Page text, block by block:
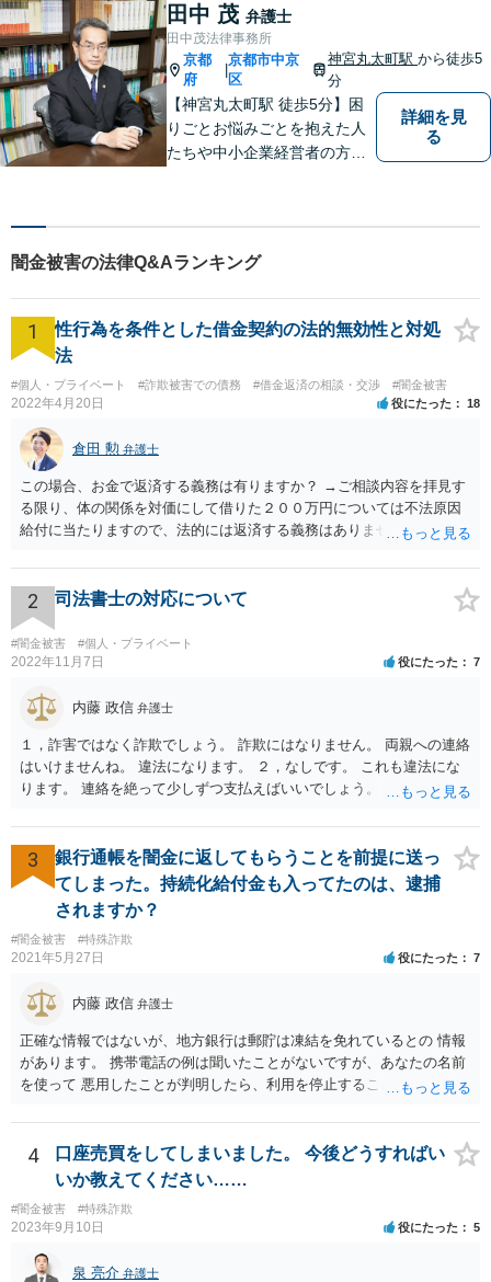
応可能。【法テラス利用可】
ご相談者様に寄り添って対
応。お悩みの方はお気軽にご
相談ください。
田中 茂 弁護士
田中茂法律事務所
京都
府
|
京都市中京
区
神宮丸太町駅から徒歩5
分
【神宮丸太町駅 徒歩5分】困
りごとお悩みごとを抱えた人
たちや中小企業経営者の方々
の解決にあたります。どんな
向きな気持ちをもって、ご依
頼者様とともにより良い解決
を目指します。
詳細を見
る
闇金被害の法律Q&Aランキング
1
性行為を条件とした借金契約の法的無効性と対処
法
#個人・プライベート #詐欺被害での債務 #借金返済の相談・交渉 #闇金被害
2022年4月20日 役にたった 18
倉田 勲 弁護士
この場合、お金で返済する義務は有りますか？ →ご相談内容を拝見す
る限り、体の関係を対価にして借りた２００万円については不法原因
給付に当たりますので、法的には返済する義務はありません。家族に
をお勧めします。
2 司法書士の対応について
#闇金被害 #個人・プライベート
2022年11月7日 役にたった 7
内藤 政信 弁護士
１，詐害ではなく詐欺でしょう。 詐欺にはなりません。 両親への連絡
はいけませんね。 違法になります。 ２，なしです。 これも違法にな
ります。 連絡を絶って少しずつ支払えばいいでしょう。
3
銀行通帳を闇金に返してもらうことを前提に送っ
てしまった。持続化給付金も入ってたのは、逮捕
されますか？
#闇金被害 #特殊詐欺
2021年5月27日 役にたった 7
内藤 政信 弁護士
正確な情報ではないが、地方銀行は郵貯は凍結を免れているとの 情報
があります。 携帯電話の例は聞いたことがないですが、あなたの名前
を使って 悪用したことが判明したら、利用を停止することもあるでし
4
口座売買をしてしまいました。 今後どうすればい
いか教えてください……
#闇金被害 #特殊詐欺
2023年9月10日 役にたった 5
泉 亮介 弁護士